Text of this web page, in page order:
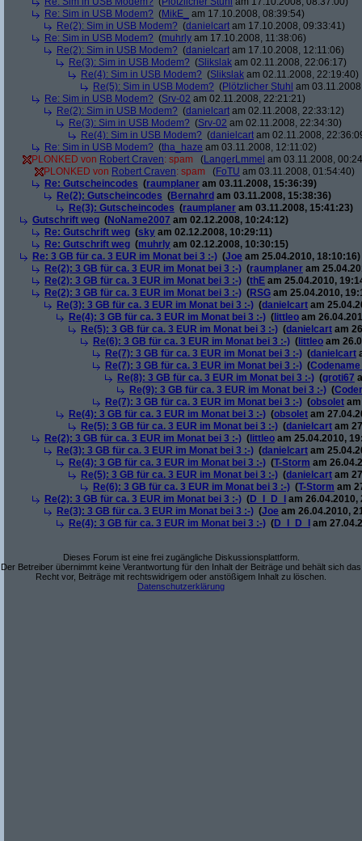
Re: Sim in USB Modem? (MikE_
am 17.10.2008, 08:39:54)
Re(2): Sim in USB Modem? (danielcart am 17.10.2008, 09:33:41)
Re: Sim in USB Modem? (muhrly am 17.10.2008, 11:38:06)
Re(2): Sim in USB Modem? (danielcart am 17.10.2008, 12:11:06)
Re(3): Sim in USB Modem? (Slikslak am 02.11.2008, 22:06:17)
Re(4): Sim in USB Modem? (Slikslak am 02.11.2008, 22:19:40)
Re(5): Sim in USB Modem? (Plötzlicher Stuhl am
Re: Sim in USB Modem? (Srv-02 am 02.11.2008, 22:21:21)
Re(2): Sim in USB Modem? (danielcart am 02.11.2008, 22:33:12)
Re(3): Sim in USB Modem? (Srv-02 am 02.11.2008, 22:34:30)
Re(4): Sim in USB Modem? (danielcart am 02.11.2008,
Re: Sim in USB Modem? (tha_haze am 03.11.2008, 12:11:02)
PLONKED von Robert Craven: spam (LangerLmmel am 03.11.2008,
PLONKED von Robert Craven: spam (FoTU am 03.11.2008, 01:54:40)
Re: Gutscheincodes (raumplaner am 03.11.2008, 15:36:39)
Re(2): Gutscheincodes (Bernahrd am 03.11.2008, 15:38:36)
Re(3): Gutscheincodes (raumplaner am 03.11.2008, 15:41:23)
Gutschrift weg (NoName2007 am 02.12.2008, 10:24:12)
Re: Gutschrift weg (sky am 02.12.2008, 10:29:11)
Re: Gutschrift weg (muhrly am 02.12.2008, 10:30:15)
Re: 3 GB für ca. 3 EUR im Monat bei 3 :-) (Joe am 25.04.2010, 18:10:16)
Re(2): 3 GB für ca. 3 EUR im Monat bei 3 :-) (raumplaner am
Re(2): 3 GB für ca. 3 EUR im Monat bei 3 :-) (thE am 25.04.2010,
Re(2): 3 GB für ca. 3 EUR im Monat bei 3 :-) (RSG am 25.04.2010,
Re(3): 3 GB für ca. 3 EUR im Monat bei 3 :-) (danielcart am
Re(4): 3 GB für ca. 3 EUR im Monat bei 3 :-) ( littleo am
Re(5): 3 GB für ca. 3 EUR im Monat bei 3 :-) (danielcart am
Re(6): 3 GB für ca. 3 EUR im Monat bei 3 :-) ( littleo am
Re(7): 3 GB für ca. 3 EUR im Monat bei 3 :-) (danielcart
Re(7): 3 GB für ca. 3 EUR im Monat bei 3 :-) (Codename
Re(8): 3 GB für ca. 3 EUR im Monat bei 3 :-) (groti67
Re(9): 3 GB für ca. 3 EUR im Monat bei 3 :-) (
Re(7): 3 GB für ca. 3 EUR im Monat bei 3 :-) (obsolet
Re(4): 3 GB für ca. 3 EUR im Monat bei 3 :-) (obsolet am
Re(5): 3 GB für ca. 3 EUR im Monat bei 3 :-) (danielcart am
Re(2): 3 GB für ca. 3 EUR im Monat bei 3 :-) ( littleo am 25.04.2010,
Re(3): 3 GB für ca. 3 EUR im Monat bei 3 :-) (danielcart am
Re(4): 3 GB für ca. 3 EUR im Monat bei 3 :-) (T-Storm am
Re(5): 3 GB für ca. 3 EUR im Monat bei 3 :-) (danielcart am
Re(6): 3 GB für ca. 3 EUR im Monat bei 3 :-) (T-Storm am
Re(2): 3 GB für ca. 3 EUR im Monat bei 3 :-) (D_I_D_I
am 26.04.2010,
Re(3): 3 GB für ca. 3 EUR im Monat bei 3 :-) (Joe am 26.04.2010,
Re(4): 3 GB für ca. 3 EUR im Monat bei 3 :-) (D_I_D_I am
Dieses Forum ist eine frei zugängliche Diskussionsplattform.
Der Betreiber übernimmt keine Verantwortung für den Inhalt der Beiträge und behält sich das
Recht vor, Beiträge mit rechtswidrigem oder anstößigem Inhalt zu löschen.
Datenschutzerklärung